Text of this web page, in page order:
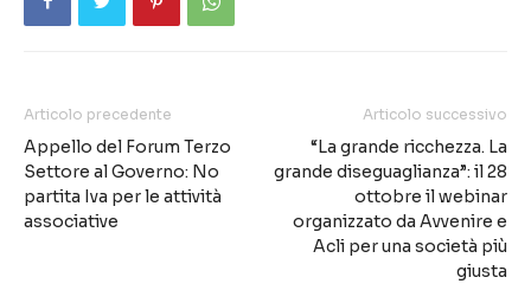
Articolo precedente
Appello del Forum Terzo
Settore al Governo: No
partita Iva per le attività
associative
Articolo successivo
“La grande ricchezza. La
grande diseguaglianza”: il 28
ottobre il webinar
organizzato da Avvenire e
Acli per una società più
giusta